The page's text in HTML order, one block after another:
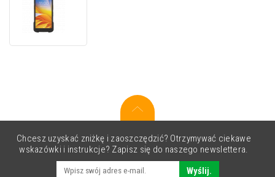
A6,
BT,
Wi-
Fi,
5G,
NFC,
Chcesz uzyskać zniżkę i zaoszczędzić? Otrzymywać ciekawe
wskazówki i instrukcje? Zapisz się do naszego newslettera.
Wyślij.